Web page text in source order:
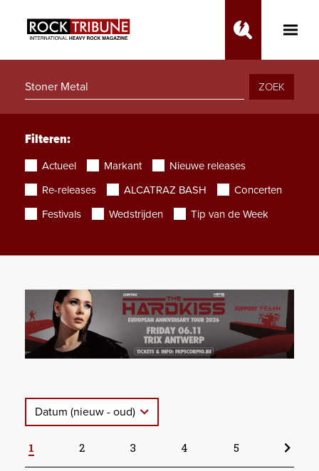
Toggle
ZOEK
Filteren:
Actueel Markant
Nieuwe releases
Re-releases
ALCATRAZ BASH
Concerten
Festivals
Wedstrijden Tip van de Week
Datum (nieuw - oud)
1 2 3 4 5